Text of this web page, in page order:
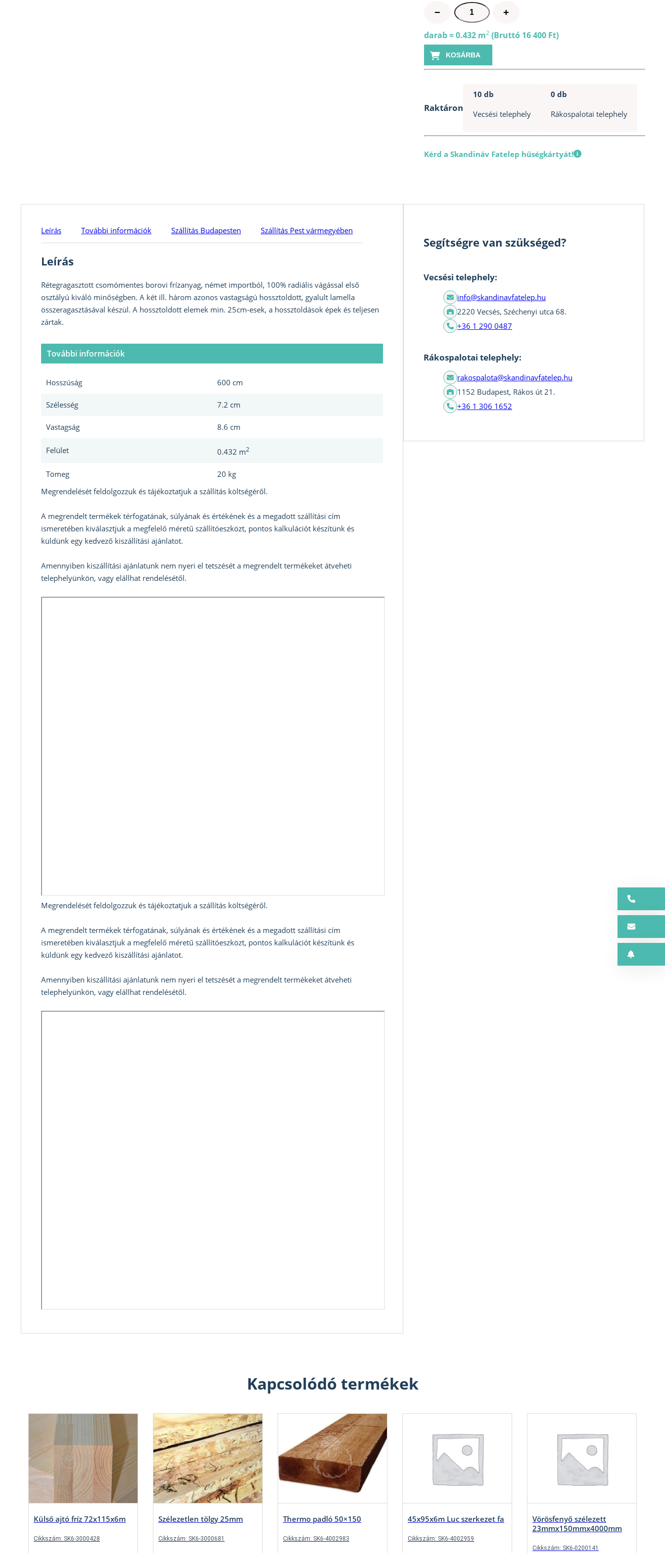
−
Ablak
fríz
72x86x6m
mennyiség
+
darab = 0.432 m2 (Bruttó 16 400 Ft)
KOSÁRBA
Raktáron
10 db
Vecsési telephely
0 db
Rákospalotai telephely
Kérd a Skandináv Fatelep hűségkártyát!
Leírás További információk Szállítás Budapesten Szállítás Pest vármegyében
Leírás
Rétegragasztott csomómentes borovi frízanyag, német importból, 100% radiális vágással első
osztályú kiváló minőségben. A két ill. három azonos vastagságú hossztoldott, gyalult lamella
összeragasztásával készül. A hossztoldott elemek min. 25cm-esek, a hossztoldások épek és teljesen
zártak.
További információk
Hosszúság 600 cm
Szélesség 7.2 cm
Vastagság 8.6 cm
Felület 0.432 m2
Tömeg
20 kg
Megrendelését feldolgozzuk és tájékoztatjuk a szállítás költségéről.
A megrendelt termékek térfogatának, súlyának és értékének és a megadott szállítási cím
ismeretében kiválasztjuk a megfelelő méretű szállítóeszközt, pontos kalkulációt készítünk és
küldünk egy kedvező kiszállítási ajánlatot.
Amennyiben kiszállítási ajánlatunk nem nyeri el tetszését a megrendelt termékeket átveheti
telephelyünkön, vagy elállhat rendelésétől.
Megrendelését feldolgozzuk és tájékoztatjuk a szállítás költségéről.
A megrendelt termékek térfogatának, súlyának és értékének és a megadott szállítási cím
ismeretében kiválasztjuk a megfelelő méretű szállítóeszközt, pontos kalkulációt készítünk és
küldünk egy kedvező kiszállítási ajánlatot.
Amennyiben kiszállítási ajánlatunk nem nyeri el tetszését a megrendelt termékeket átveheti
telephelyünkön, vagy elállhat rendelésétől.
Segítségre van szükséged?
Vecsési telephely:
info@skandinavfatelep.hu
2220 Vecsés, Széchenyi utca 68.
+36 1 290 0487
Rákospalotai telephely:
rakospalota@skandinavfatelep.hu
1152 Budapest, Rákos út 21.
+36 1 306 1652
Kapcsolódó termékek
Külső ajtó fríz 72x115x6m
Cikkszám: SK6-3000428
Szélezetlen tölgy 25mm
Cikkszám: SK6-3000681
Thermo padló 50×150
Cikkszám: SK6-4002983
45x95x6m Luc szerkezet fa
Cikkszám: SK6-4002959
Vörösfenyő szélezett
23mmx150mmx4000mm
Cikkszám: SK6-0200141